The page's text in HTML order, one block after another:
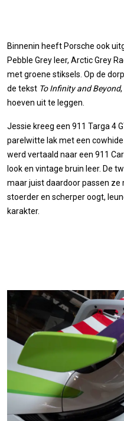
Binnenin heeft Porsche ook
Pebble Grey leer, Arctic Grey
met groene stiksels. Op de
de tekst To Infinity and Beyond
hoeven uit te leggen.
Jessie kreeg een 911 Targa 4
parelwitte lak met een
werd vertaald naar een 911
look en vintage bruin leer. De
maar juist daardoor passen ze
stoerder en scherper oogt,
karakter.